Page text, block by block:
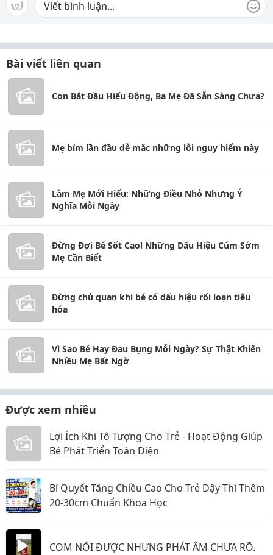
Bài viết liên quan
Con Bắt Đầu Hiếu Động, Ba Mẹ Đã Sẵn Sàng Chưa?
Mẹ bỉm lần đầu dễ mắc những lỗi nguy hiểm này
Làm Mẹ Mới Hiểu: Những Điều Nhỏ Nhưng Ý
Nghĩa Mỗi Ngày
Đừng Đợi Bé Sốt Cao! Những Dấu Hiệu Cúm Sớm
Mẹ Cần Biết
Đừng chủ quan khi bé có dấu hiệu rối loạn tiêu
hóa
Vì Sao Bé Hay Đau Bụng Mỗi Ngày? Sự Thật Khiến
Nhiều Mẹ Bất Ngờ
Được xem nhiều
Lợi Ích Khi Tô Tượng Cho Trẻ - Hoạt Động Giúp
Bé Phát Triển Toàn Diện
Bí Quyết Tăng Chiều Cao Cho Trẻ Dậy Thì Thêm
20-30cm Chuẩn Khoa Học
COM NÓI ĐƯỢC NHƯNG PHÁT ÂM CHƯA RÕ.